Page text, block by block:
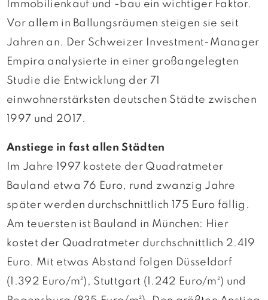
Immobilienkauf und -bau ein wichtiger Faktor.
Vor allem in Ballungsräumen steigen sie seit
Jahren an. Der Schweizer Investment-Manager
Empira analysierte in einer großangelegten
Studie die Entwicklung der 71
einwohnerstärksten deutschen Städte zwischen
1997 und 2017.
Anstiege in fast allen Städten
Im Jahre 1997 kostete der Quadratmeter
Bauland etwa 76 Euro, rund zwanzig Jahre
später werden durchschnittlich 175 Euro fällig.
Am teuersten ist Bauland in München: Hier
kostet der Quadratmeter durchschnittlich 2.419
Euro. Mit etwas Abstand folgen Düsseldorf
(1.392 Euro/m²), Stuttgart (1.242 Euro/m²) und